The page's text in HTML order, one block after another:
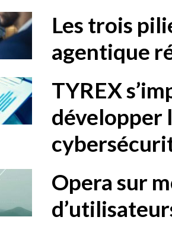
Les trois
agentique
TYREX
développer
Opera sur